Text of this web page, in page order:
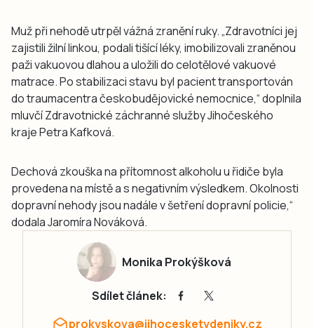
Muž při nehodě utrpěl vážná zranění ruky. „Zdravotníci jej
zajistili žilní linkou, podali tišící léky, imobilizovali zraněnou
paži vakuovou dlahou a uložili do celotělové vakuové
matrace. Po stabilizaci stavu byl pacient transportován
do traumacentra českobudějovické nemocnice,“ doplnila
mluvčí Zdravotnické záchranné služby Jihočeského
kraje Petra Kafková.
Dechová zkouška na přítomnost alkoholu u řidiče byla
provedena na místě a s negativním výsledkem. Okolnosti
dopravní nehody jsou nadále v šetření dopravní policie,“
dodala Jaromíra Nováková.
Monika Prokýšková
Sdílet článek:
prokyskova@jihocesketydeniky.cz